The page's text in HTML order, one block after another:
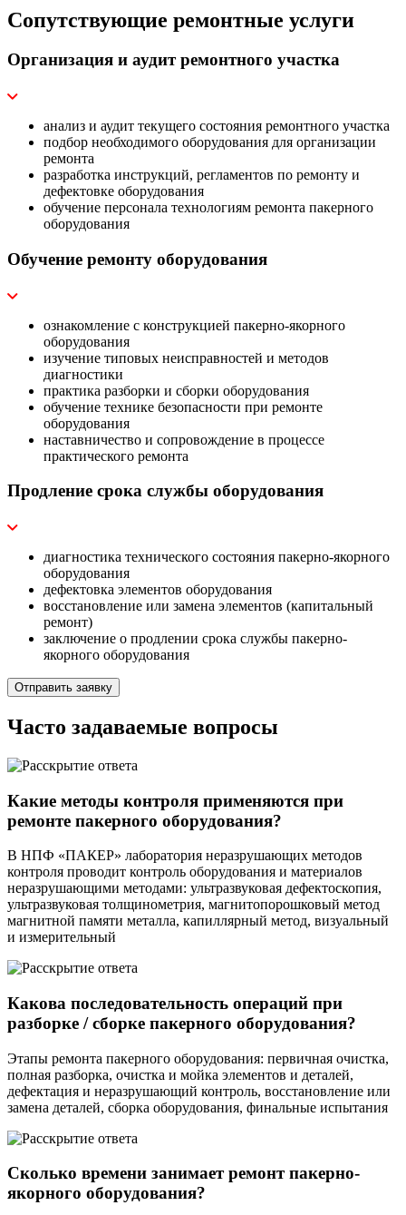
Сопутствующие ремонтные услуги
Организация и аудит ремонтного участка
анализ и аудит текущего состояния ремонтного участка
подбор необходимого оборудования для организации
ремонта
разработка инструкций, регламентов по ремонту и
дефектовке оборудования
обучение персонала технологиям ремонта пакерного
оборудования
Обучение ремонту оборудования
ознакомление с конструкцией пакерно-якорного
оборудования
изучение типовых неисправностей и методов
диагностики
практика разборки и сборки оборудования
обучение технике безопасности при ремонте
оборудования
наставничество и сопровождение в процессе
практического ремонта
Продление срока службы оборудования
диагностика технического состояния пакерно-якорного
оборудования
дефектовка элементов оборудования
восстановление или замена элементов (капитальный
ремонт)
заключение о продлении срока службы пакерно-
якорного оборудования
Отправить заявку
Часто задаваемые вопросы
Какие методы контроля применяются при
ремонте пакерного оборудования?
В НПФ «ПАКЕР» лаборатория неразрушающих методов
контроля проводит контроль оборудования и материалов
неразрушающими методами: ультразвуковая дефектоскопия,
ультразвуковая толщинометрия, магнитопорошковый метод
магнитной памяти металла, капиллярный метод, визуальный
и измерительный
Какова последовательность операций при
разборке / сборке пакерного оборудования?
Этапы ремонта пакерного оборудования: первичная очистка,
полная разборка, очистка и мойка элементов и деталей,
дефектация и неразрушающий контроль, восстановление или
замена деталей, сборка оборудования, финальные испытания
Сколько времени занимает ремонт пакерно-
якорного оборудования?